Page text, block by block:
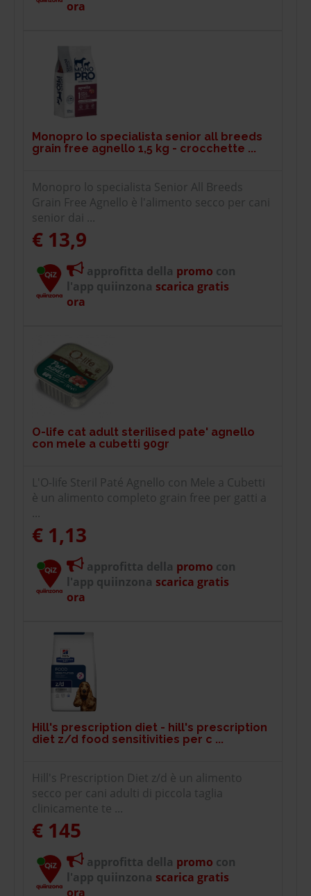
ora
Monopro lo specialista senior all breeds
grain free agnello 1,5 kg - crocchette ...
Monopro lo specialista Senior All Breeds
Grain Free Agnello è l'alimento secco per cani
senior dai ...
€ 13,9
approfitta della promo con
l'app quiinzona scarica gratis
ora
O-life cat adult sterilised pate' agnello
con mele a cubetti 90gr
L'O-life Steril Paté Agnello con Mele a Cubetti
è un alimento completo grain free per gatti a
...
€ 1,13
approfitta della promo con
l'app quiinzona scarica gratis
ora
Hill's prescription diet - hill's prescription
diet z/d food sensitivities per c ...
Hill's Prescription Diet z/d è un alimento
secco per cani adulti di piccola taglia
clinicamente te ...
€ 145
approfitta della promo con
l'app quiinzona scarica gratis
ora